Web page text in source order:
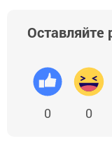
Оставляйте
0 0